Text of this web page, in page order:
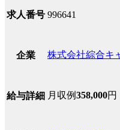
求人番号 996641
企業 株式会社綜合キ
給与詳細 月収例358,000円